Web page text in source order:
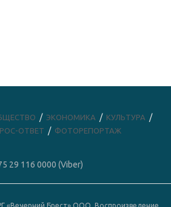
ЭКОНОМИКА
КУЛЬТУРА
ОТВЕТ ФОТОРЕПОРТАЖ
29 116 0000 (Viber)
«Вечерний Брест» ООО. Воспроизведение